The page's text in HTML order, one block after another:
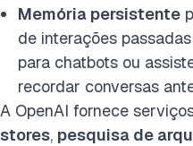
Memória persistente
de interações
para chatbots ou
recordar conversas
A OpenAI fornece
stores, pesquisa de